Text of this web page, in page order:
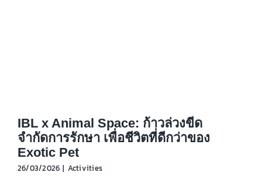
IBL x Animal Space: ก้าวล่วงขีด
จำกัดการรักษา เพื่อชีวิตที่ดีกว่าของ
Exotic Pet
26/03/2026 | Activities